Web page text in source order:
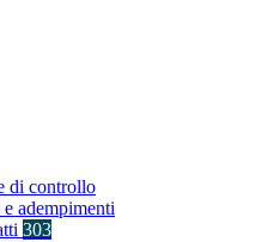
di controllo
adempimenti
303